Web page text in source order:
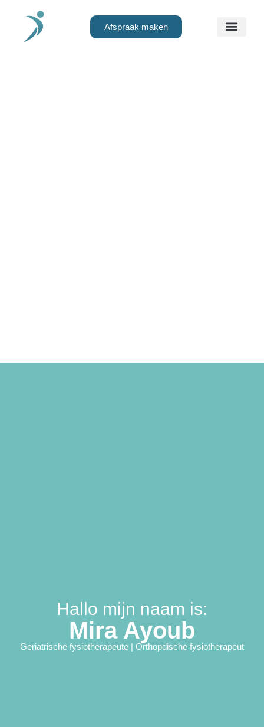
Afspraak maken
Hallo mijn naam is:
Mira Ayoub
Geriatrische fysiotherapeute | Orthopdische fysiotherapeut